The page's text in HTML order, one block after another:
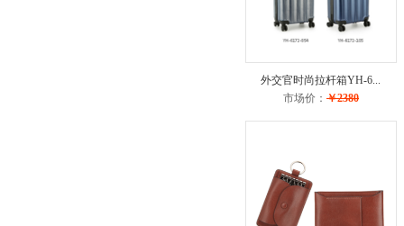
外交官时尚拉杆箱YH-6...
市场价： ￥2380